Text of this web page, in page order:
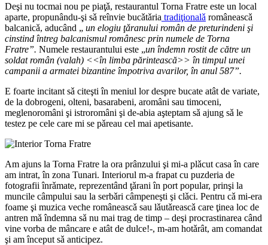
Deşi nu tocmai nou pe piaţǎ, restaurantul Torna Fratre este un local
aparte, propunându-şi sǎ reînvie bucǎtǎria tradiţionalǎ româneascǎ
balcanicǎ, aducând „ un elogiu ţǎranului român de preturindeni şi
cinstind întreg balcanismul românesc prin numele de Torna
Fratre”. Numele restaurantului este „un îndemn rostit de către un
soldat român (valah) <<în limba părintească>> în timpul unei
campanii a armatei bizantine împotriva avarilor, în anul 587”.
E foarte incitant sǎ citeşti în meniul lor despre bucate atât de variate,
de la dobrogeni, olteni, basarabeni, aromâni sau timoceni,
meglenoromâni şi istroromâni şi de-abia aşteptam sǎ ajung sǎ le
testez pe cele care mi se pǎreau cel mai apetisante.
Am ajuns la Torna Fratre la ora prânzului şi mi-a plǎcut casa în care
am intrat, în zona Tunari. Interiorul m-a frapat cu puzderia de
fotografii înrǎmate, reprezentând ţǎrani în port popular, prinşi la
muncile câmpului sau la serbǎri câmpeneşti şi clǎci. Pentru cǎ mi-era
foame şi muzica veche româneascǎ sau lǎutǎreascǎ care ţinea loc de
antren mǎ îndemna sǎ nu mai trag de timp – deşi procrastinarea când
vine vorba de mâncare e atât de dulce!-, m-am hotǎrât, am comandat
şi am început sǎ anticipez.